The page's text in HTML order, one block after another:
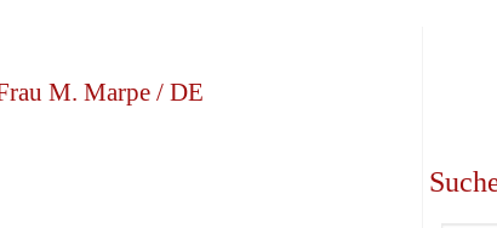
M. Marpe / DE